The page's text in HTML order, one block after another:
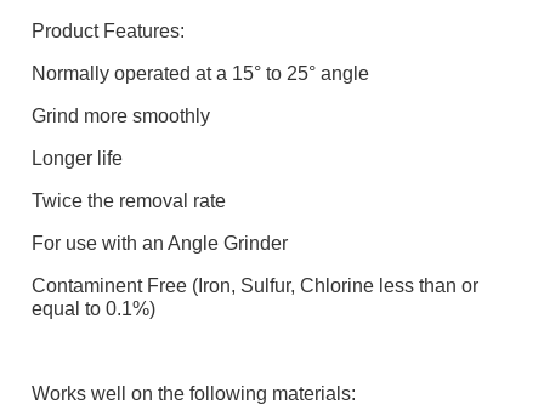
Product Features:
Normally operated at a 15° to 25° angle
Grind more smoothly
Longer life
Twice the removal rate
For use with an Angle Grinder
Contaminent Free (Iron, Sulfur, Chlorine less than or
equal to 0.1%)
Works well on the following materials: